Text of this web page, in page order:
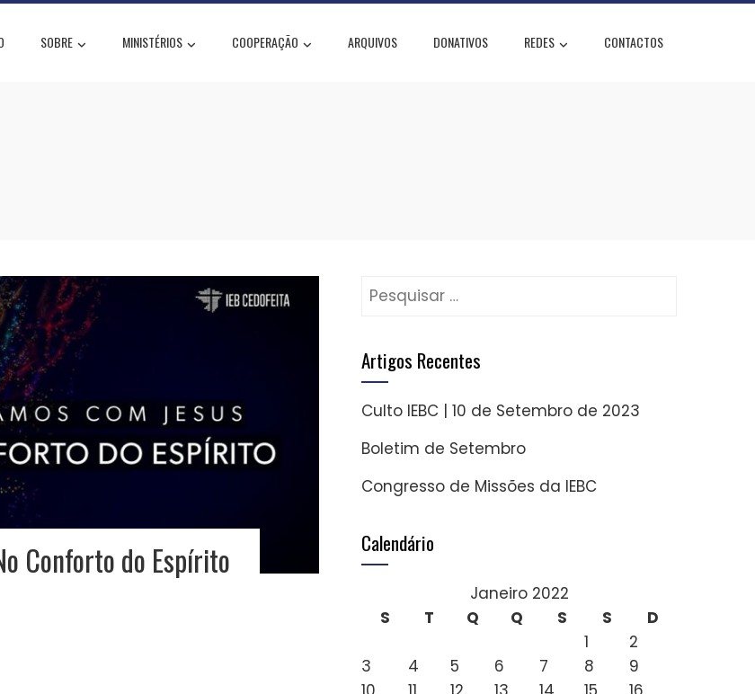
SOBRE MINISTÉRIOS COOPERAÇÃO ARQUIVOS DONATIVOS REDES CONTACTOS
Conforto do Espírito
Pesquisar
Artigos Recentes
Culto IEBC | 10 de Setembro de 2023
Boletim de Setembro
Congresso de Missões da IEBC
Calendário
Janeiro 2022
S
T Q Q S S
D
1
2
3
4 5 6 7 8
9